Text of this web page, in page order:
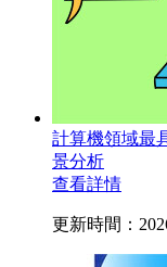
計算機領域最
景分析
查看詳情
更新時間：